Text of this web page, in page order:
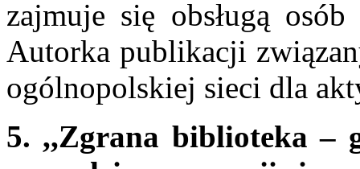
zajmuje się obsługą
Autorka publikacji
ogólnopolskiej sieci dla
5. ,,Zgrana biblioteka –